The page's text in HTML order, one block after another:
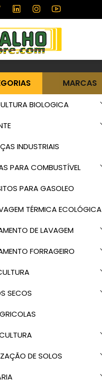
MARCAS
BIOLOGICA
INDUSTRIAIS
PARA COMBUSTÍVEL
PARA GASOLEO
TÉRMICA ECOLÓGICA
DE LAVAGEM
FORRAGEIRO
SECOS
DE SOLOS